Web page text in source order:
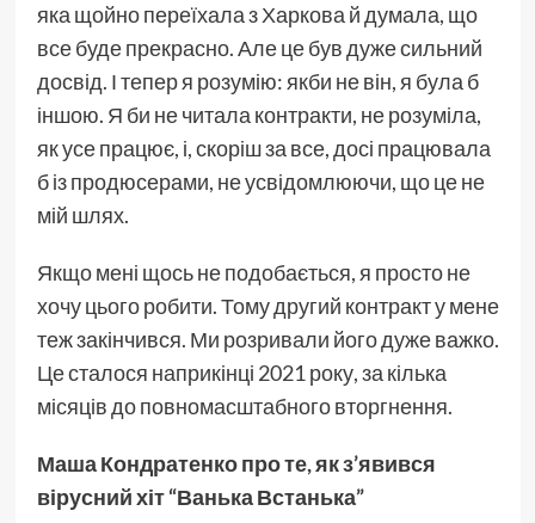
яка щойно переїхала з Харкова й думала, що
все буде прекрасно. Але це був дуже сильний
досвід. І тепер я розумію: якби не він, я була б
іншою. Я би не читала контракти, не розуміла,
як усе працює, і, скоріш за все, досі працювала
б із продюсерами, не усвідомлюючи, що це не
мій шлях.
Якщо мені щось не подобається, я просто не
хочу цього робити. Тому другий контракт у мене
теж закінчився. Ми розривали його дуже важко.
Це сталося наприкінці 2021 року, за кілька
місяців до повномасштабного вторгнення.
Маша Кондратенко про те, як з’явився
вірусний хіт “Ванька Встанька”